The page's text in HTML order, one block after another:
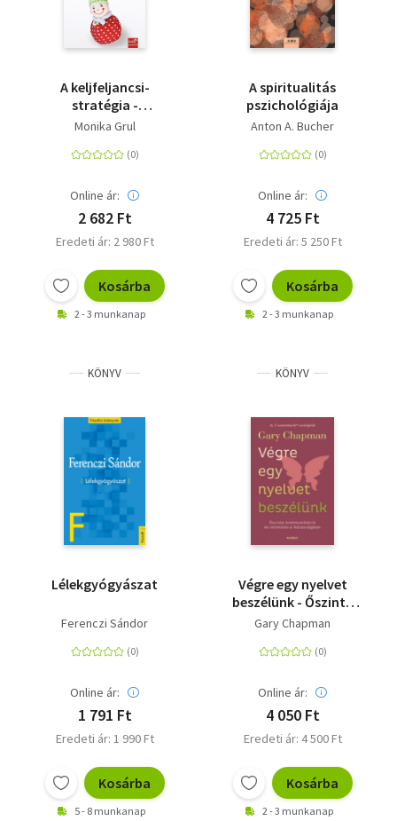
A keljfeljancsi-
stratégia -
Krízishelyzetek
Monika Grul
Online ár:
2 682 Ft
Eredeti ár: 2 980 Ft
Kosárba
2 - 3 munkanap
A spiritualitás
pszichológiája
Anton A. Bucher
Online ár:
4 725 Ft
Eredeti ár: 5 250 Ft
Kosárba
2 - 3 munkanap
KÖNYV
Lélekgyógyászat
Ferenczi Sándor
Online ár:
1 791 Ft
Eredeti ár: 1 990 Ft
Kosárba
5 - 8 munkanap
KÖNYV
Végre egy nyelvet
beszélünk - Őszinte
kommunikáció és
házasságban
Gary Chapman
Online ár:
4 050 Ft
Eredeti ár: 4 500 Ft
Kosárba
2 - 3 munkanap